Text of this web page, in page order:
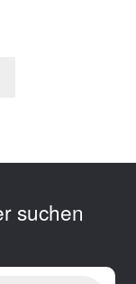
suchen